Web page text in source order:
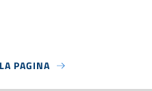
PAGINA